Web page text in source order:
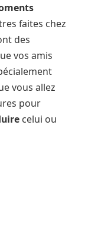
faites chez
des
vos amis
vous allez
pour
celui ou